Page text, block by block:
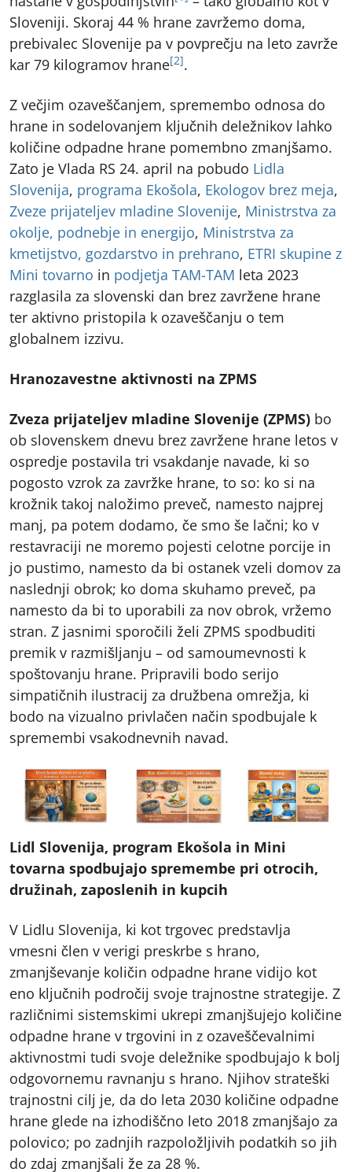
Sloveniji. Skoraj 44 % hrane zavržemo doma,
prebivalec Slovenije pa v povprečju na leto zavrže
kar 79 kilogramov hrane[2].
Z večjim ozaveščanjem, spremembo odnosa do
hrane in sodelovanjem ključnih deležnikov lahko
količine odpadne hrane pomembno zmanjšamo.
Zato je Vlada RS 24. april na pobudo Lidla
Slovenija, programa Ekošola, Ekologov brez meja,
Zveze prijateljev mladine Slovenije, Ministrstva za
okolje, podnebje in energijo, Ministrstva za
kmetijstvo, gozdarstvo in prehrano, ETRI skupine z
Mini tovarno in podjetja TAM-TAM leta 2023
razglasila za slovenski dan brez zavržene hrane
ter aktivno pristopila k ozaveščanju o tem
globalnem izzivu.
Hranozavestne aktivnosti na ZPMS
Zveza prijateljev mladine Slovenije (ZPMS) bo
ob slovenskem dnevu brez zavržene hrane letos v
ospredje postavila tri vsakdanje navade, ki so
pogosto vzrok za zavržke hrane, to so: ko si na
krožnik takoj naložimo preveč, namesto najprej
manj, pa potem dodamo, če smo še lačni; ko v
restavraciji ne moremo pojesti celotne porcije in
jo pustimo, namesto da bi ostanek vzeli domov za
naslednji obrok; ko doma skuhamo preveč, pa
namesto da bi to uporabili za nov obrok, vržemo
stran. Z jasnimi sporočili želi ZPMS spodbuditi
premik v razmišljanju – od samoumevnosti k
spoštovanju hrane. Pripravili bodo serijo
simpatičnih ilustracij za družbena omrežja, ki
bodo na vizualno privlačen način spodbujale k
spremembi vsakodnevnih navad.
Lidl Slovenija, program Ekošola in Mini
tovarna spodbujajo spremembe pri otrocih,
družinah, zaposlenih in kupcih
V Lidlu Slovenija, ki kot trgovec predstavlja
vmesni člen v verigi preskrbe s hrano,
zmanjševanje količin odpadne hrane vidijo kot
eno ključnih področij svoje trajnostne strategije. Z
različnimi sistemskimi ukrepi zmanjšujejo količine
odpadne hrane v trgovini in z ozaveščevalnimi
aktivnostmi tudi svoje deležnike spodbujajo k bolj
odgovornemu ravnanju s hrano. Njihov strateški
trajnostni cilj je, da do leta 2030 količine odpadne
hrane glede na izhodiščno leto 2018 zmanjšajo za
polovico; po zadnjih razpoložljivih podatkih so jih
do zdaj zmanjšali že za 28 %.